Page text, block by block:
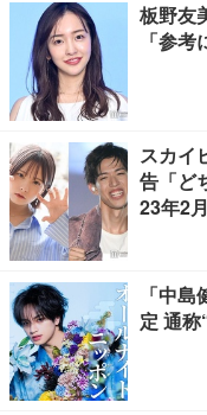
板野友
「参
スカイ
告「ど
23年2
「中
定 通